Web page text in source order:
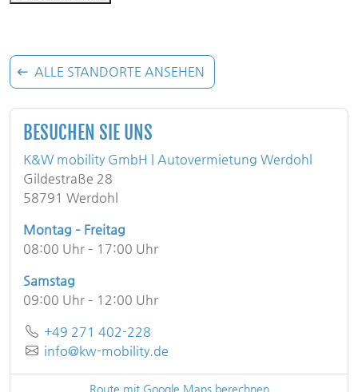
ALLE STANDORTE ANSEHEN
BESUCHEN SIE UNS
K&W mobility GmbH | Autovermietung Werdohl
Gildestraße 28
58791 Werdohl
Montag – Freitag
08:00 Uhr – 17:00 Uhr
Samstag
09:00 Uhr – 12:00 Uhr
Telefon
+49 271 402-228
E-Mail
info@kw-mobility.de
Route mit Google Maps berechnen